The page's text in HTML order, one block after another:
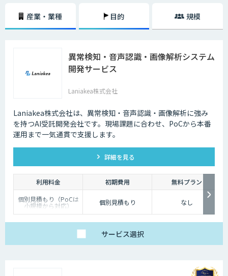
産業・業種 目的 規模
異常検知・音声認識・画像解析システム
開発サービス
Laniakea株式会社
Laniakea株式会社は、異常検知・音声認識・画像解析に強み
を持つAI受託開発会社です。現場課題に合わせ、PoCから本番
運用まで一気通貫で支援します。
詳細を見る
利用料金 初期費用
無料プラン
個別見積もり（PoCは
小規模から対応） 個別見積もり なし
サービス選択